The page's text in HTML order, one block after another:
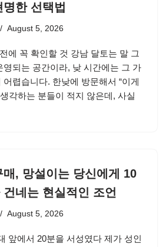
한 선택법
August 5, 2026
에 꼭 확인할 것 강남 달토는 말 그
영되는 공간이라, 낮 시간에는 그 가
렵습니다. 한낮에 방문해서 “이게
각하는 분들이 적지 않은데, 사실
, 망설이는 당신에게 10
네는 현실적인 조언
August 5, 2026
앞에서 20분을 서성였다 제가 성인